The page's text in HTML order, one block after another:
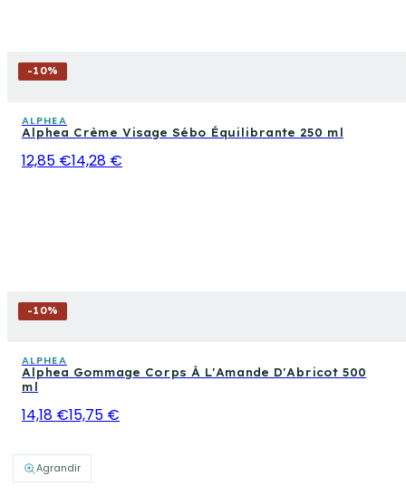
Agrandir
-10%
ALPHEA
Alphea Crème Visage Sébo Équilibrante 250 ml
12,85 €14,28 €
-10%
ALPHEA
Alphea Gommage Corps À L'Amande D'Abricot 500
ml
14,18 €15,75 €